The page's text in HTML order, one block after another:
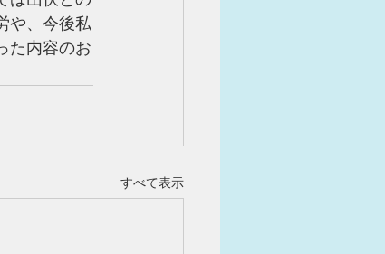
や、今後私
た内容のお
すべて表示